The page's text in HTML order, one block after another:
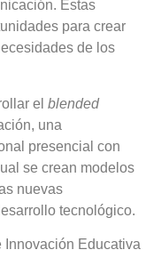
Estas
para crear
de los
el blended
, una
presencial con
se crean modelos
nuevas
tecnológico.
Innovación Educativa